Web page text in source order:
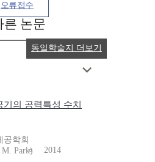
오류접수
른 논문
의 공력특성 수치
공학회
Park)
2014
동일학술지 더보기